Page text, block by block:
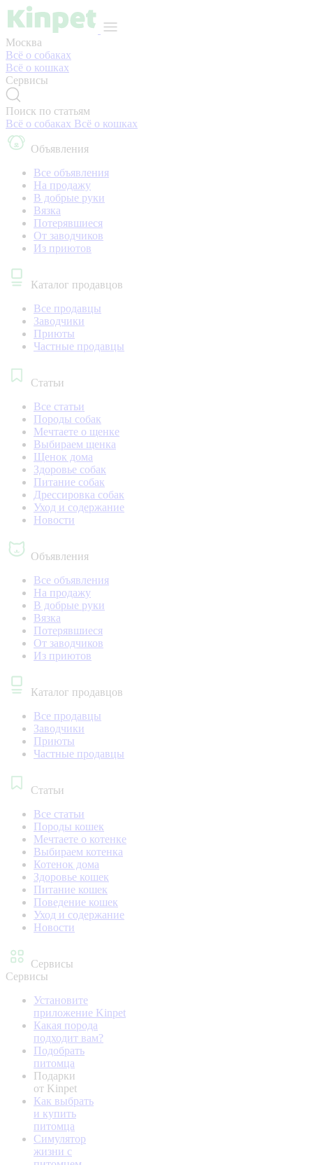
Москва
Всё о собаках
Всё о кошках
Сервисы
Поиск по статьям
Всё о собаках Всё о кошках
Объявления
Все объявления
На продажу
В добрые руки
Вязка
Потерявшиеся
От заводчиков
Из приютов
Каталог продавцов
Все продавцы
Заводчики
Приюты
Частные продавцы
Статьи
Все статьи
Породы собак
Мечтаете о щенке
Выбираем щенка
Щенок дома
Здоровье собак
Питание собак
Дрессировка собак
Уход и содержание
Новости
Объявления
Все объявления
На продажу
В добрые руки
Вязка
Потерявшиеся
От заводчиков
Из приютов
Каталог продавцов
Все продавцы
Заводчики
Приюты
Частные продавцы
Статьи
Все статьи
Породы кошек
Мечтаете о котенке
Выбираем котенка
Котенок дома
Здоровье кошек
Питание кошек
Поведение кошек
Уход и содержание
Новости
Сервисы
Сервисы
Установите
приложение Kinpet
Какая порода
подходит вам?
Подобрать
питомца
Подарки
от Kinpet
Как выбрать
и купить
питомца
Симулятор
жизни с